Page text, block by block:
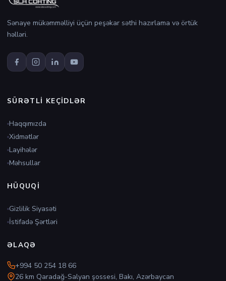
Sənaye mükəmməlliyi üçün peşəkar səthi hazırlama və örtük
həlləri.
SÜRƏTLI KEÇIDLƏR
Haqqımızda
Xidmətlər
Layihələr
Məhsullar
HÜQUQI
Gizlilik Siyasəti
İstifadə Şərtləri
ƏLAQƏ
+994 50 254 18 66
26 km Qaradağ-Salyan şossesi, Bakı, Azərbaycan